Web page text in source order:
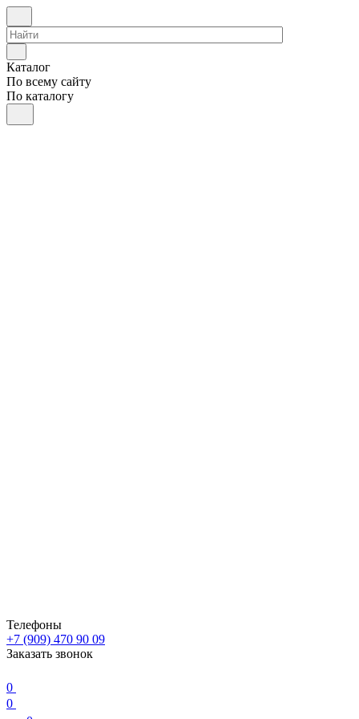
Каталог
По всему сайту
По каталогу
Телефоны
+7 (909) 470 90 09
Заказать звонок
0
0